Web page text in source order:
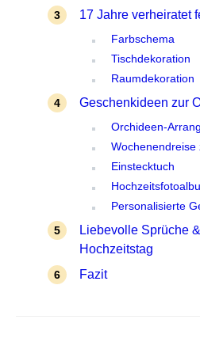
17 Jahre verheiratet
Farbschema
Tischdekoration
Raumdekoration
Geschenkideen zur
Orchideen-
Wochenendreise
Einstecktuch
Personalisierte
Liebevolle Sprüche
Hochzeitstag
Fazit